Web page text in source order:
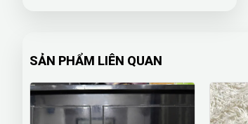
SẢN PHẨM LIÊN QUAN